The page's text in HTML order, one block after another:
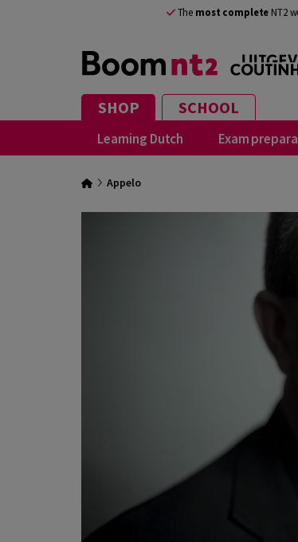
The most complete NT2
SHOP SCHOOL
Learning Dutch Exam
Appelo